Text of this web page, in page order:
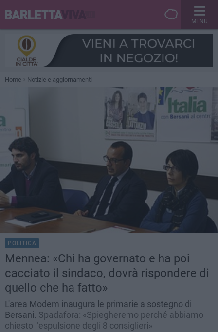
MENU
Home Notizie e aggiornamenti
POLITICA
Mennea: «Chi ha governato e ha poi
cacciato il sindaco, dovrà rispondere di
quello che ha fatto»
L'area Modem inaugura le primarie a sostegno di
Bersani. Spadafora: «Spiegheremo perché abbiamo
chiesto l’espulsione degli 8 consiglieri»